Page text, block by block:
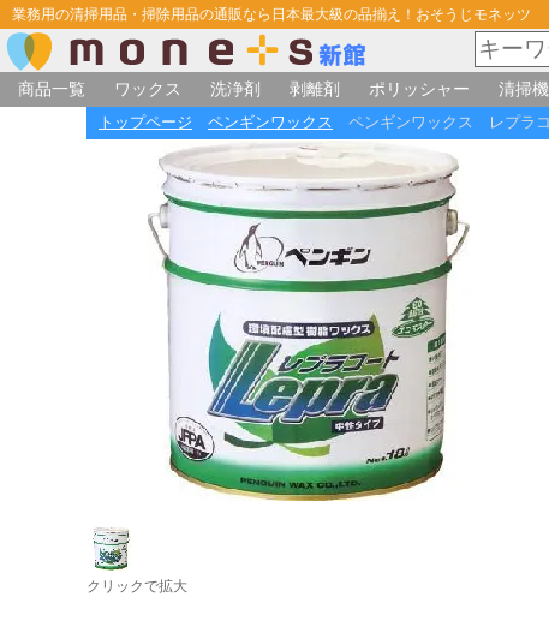
業務用の清掃用品・掃除用品の通販なら日本最大級の品揃え！おそうじモネッツ
商品一覧
ワックス 洗浄剤 剥離剤 ポリッシャー 清掃
トップページ ペンギンワックス ペンギンワックス レプラ
クリックで拡大